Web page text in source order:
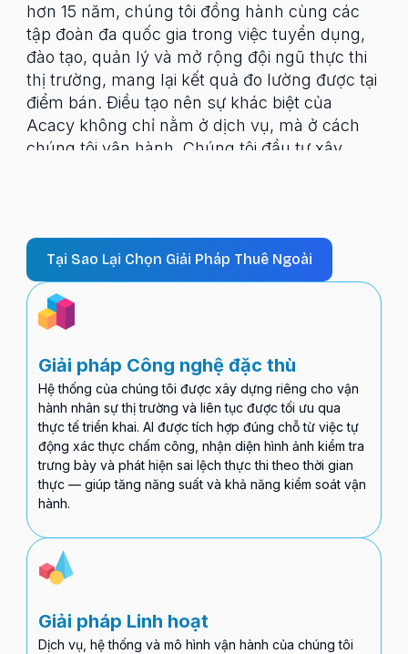
hơn 15 năm, chúng tôi đồng hành cùng các
tập đoàn đa quốc gia trong việc tuyển dụng,
đào tạo, quản lý và mở rộng đội ngũ thực thi
thị trường, mang lại kết quả đo lường được tại
điểm bán. Điều tạo nên sự khác biệt của
Acacy không chỉ nằm ở dịch vụ, mà ở cách
chúng tôi vận hành. Chúng tôi đầu tư xây
không ngừng tích lũy hiểu biết sâu sắc về vận
hành thực thi quy mô lớn trong thị trường bán
lẻ đầy phức tạp của Việt Nam. Khách hàng
của chúng tôi bao gồm các tập đoàn hàng
đầu thế giới trong ngành FMCG, điện tử và
bán lẻ. Sự tin tưởng họ dành cho chúng tôi
được xây dựng trên nền tảng thực của nhất
quán trong thực thi và là một đối tác đồng
hành đáng tin cậy. .
Tại Sao Lại Chọn Giải Pháp Thuê Ngoài
Giải pháp Công nghệ đặc thù
Hệ thống của chúng tôi được xây dựng riêng cho vận
hành nhân sự thị trường và liên tục được tối ưu qua
thực tế triển khai. AI được tích hợp đúng chỗ từ việc tự
động xác thực chấm công, nhận diện hình ảnh kiểm tra
trưng bày và phát hiện sai lệch thực thi theo thời gian
thực — giúp tăng năng suất và khả năng kiểm soát vận
hành.
Giải pháp Linh hoạt
Dịch vụ, hệ thống và mô hình vận hành của chúng tôi